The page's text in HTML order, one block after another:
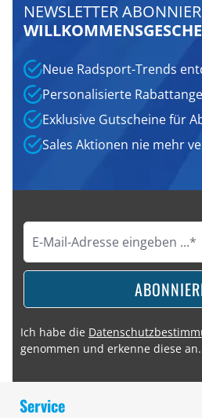
NEWSLETTER
Neue Radsport-Trends
Personalisierte
Exklusive Gutscheine für
Sales Aktionen nie mehr
Ich habe die
genommen und erkenne diese an.
Service